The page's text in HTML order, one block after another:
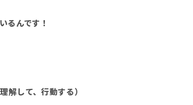
るんです！
解して、行動する）